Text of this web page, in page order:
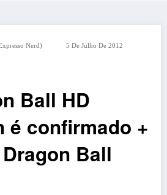
Nerd) 5 De Julho De 2012
Ball HD
é confirmado +
Ball